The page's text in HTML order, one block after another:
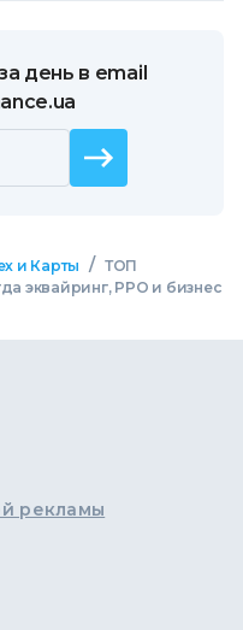
день в email
и Карты / ТОП
эквайринг, РРО и бизнес
рекламы